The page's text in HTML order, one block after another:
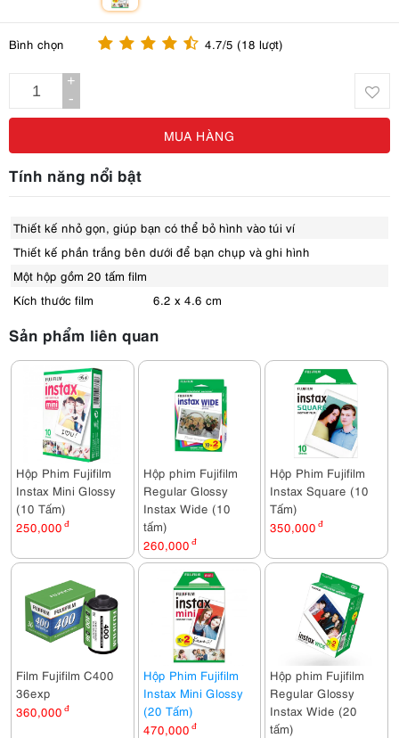
Bình chọn 4.7/5 (18 lượt)
+
-
MUA HÀNG
Tính năng nổi bật
Thiết kế nhỏ gọn, giúp bạn có thể bỏ hình vào túi ví
Thiết kế phần trắng bên dưới để bạn chụp và ghi hình
Một hộp gồm 20 tấm film
Kích thước film
6.2 x 4.6 cm
Sản phẩm liên quan
Hộp Phim Fujifilm
Instax Mini Glossy
(10 Tấm)
250,000 đ
Hộp phim Fujifilm
Regular Glossy
Instax Wide (10
tấm)
260,000 đ
Hộp Phim Fujifilm
Instax Square (10
Tấm)
350,000 đ
Film Fujifilm C400
36exp
360,000 đ
Hộp Phim Fujifilm
Instax Mini Glossy
(20 Tấm)
470,000 đ
Hộp phim Fujifilm
Regular Glossy
Instax Wide (20
tấm)